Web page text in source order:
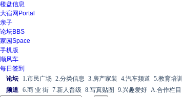
楼盘信息
大宿网 Portal
亲子
论坛BBS
家园Space
手机版
顺风车
每日签到
论坛
频道
1.市民广场 2.分类信息 3.房产家装 4.汽车频道 5.教育培训
6.商 业 街 7.新人晋级 8.写真贴图 9.兴趣爱好 A.合作栏目